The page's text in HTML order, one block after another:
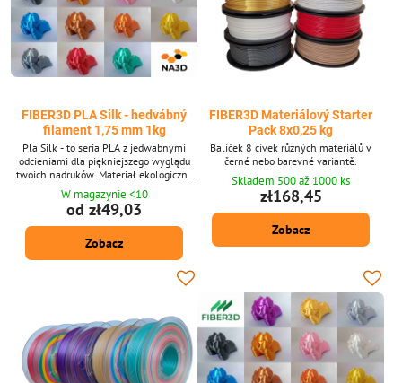
FIBER3D PLA Silk - hedvábný
filament 1,75 mm 1kg
Pla Silk - to seria PLA z jedwabnymi
odcieniami dla piękniejszego wyglądu
twoich nadruków. Materiał ekologiczny
wykonany ze skrobi kukurydzianej.
Przyjazny dla środowiska. Nietoksyczne i
bezpieczne. Średnica filamentu: 1,75
mm ± 0,02 mm. Pakiet 1 kg - zawiera
około 335 m strun o średnicy 1,75 mm.
Dostarczone w 15 odcieniach. Materiał z
jedwabiu PLA jest również dostępny po
W magazynie <10
od zł49,03
Zobacz
FIBER3D Materiálový Starter
Pack 8x0,25 kg
Balíček 8 cívek různých materiálů v
černé nebo barevné variantě.
Skladem 500 až 1000 ks
zł168,45
Zobacz